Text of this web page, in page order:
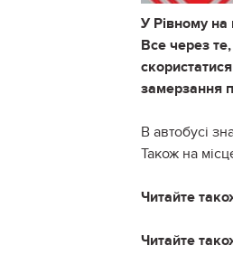
У Рівному на
Все через
замерзання
В автобусі
Також на
Читайте
Читайте